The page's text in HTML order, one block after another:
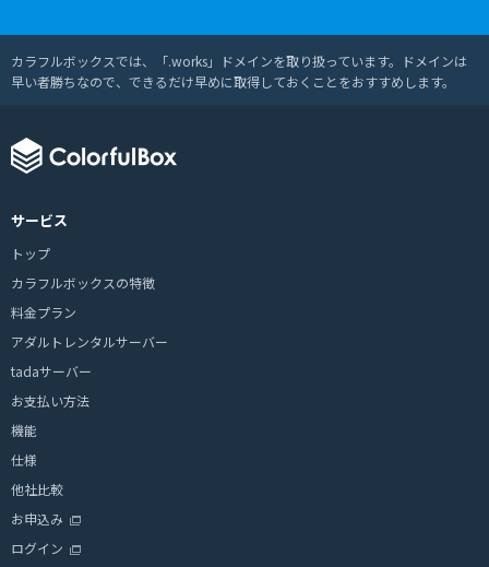
カラフルボックスでは、「.works」ドメインを取り扱っています。ドメインは
早い者勝ちなので、できるだけ早めに取得しておくことをおすすめします。
サービス
トップ
カラフルボックスの特徴
料金プラン
アダルトレンタルサーバー
tadaサーバー
お支払い方法
機能
仕様
他社比較
お申込み
ログイン